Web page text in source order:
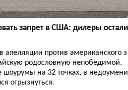
запрет в США: дилеры остали
апелляции против американского з
родословную непобедимой.
на 32 точках, в недоумени
огрызнуться.